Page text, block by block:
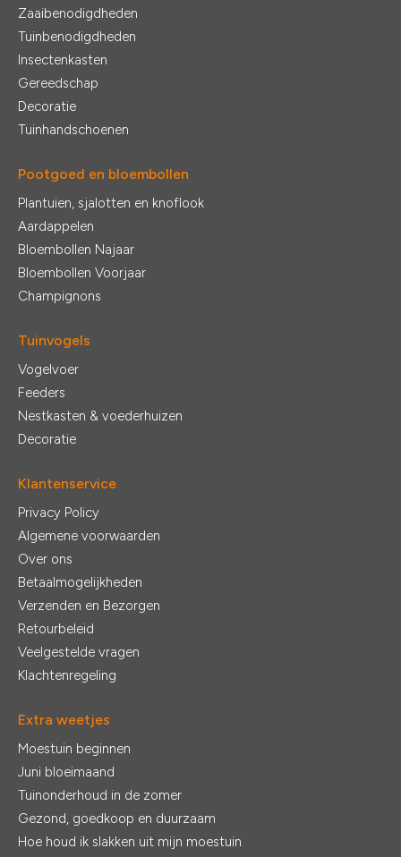
Zaaibenodigdheden
Tuinbenodigdheden
Insectenkasten
Gereedschap
Decoratie
Tuinhandschoenen
Pootgoed en bloembollen
Plantuien, sjalotten en knoflook
Aardappelen
Bloembollen Najaar
Bloembollen Voorjaar
Champignons
Tuinvogels
Vogelvoer
Feeders
Nestkasten & voederhuizen
Decoratie
Klantenservice
Privacy Policy
Algemene voorwaarden
Over ons
Betaalmogelijkheden
Verzenden en Bezorgen
Retourbeleid
Veelgestelde vragen
Klachtenregeling
Extra weetjes
Moestuin beginnen
Juni bloeimaand
Tuinonderhoud in de zomer
Gezond, goedkoop en duurzaam
Hoe houd ik slakken uit mijn moestuin